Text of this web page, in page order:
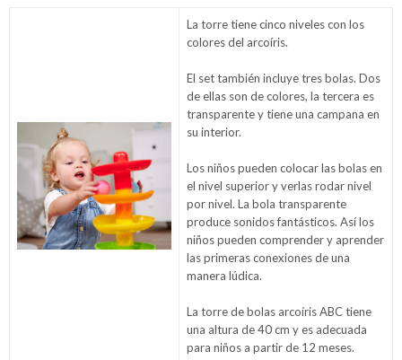
La torre tiene cinco niveles con los
colores del arcoíris.
El set también incluye tres bolas. Dos
de ellas son de colores, la tercera es
transparente y tiene una campana en
su interior.
Los niños pueden colocar las bolas en
el nivel superior y verlas rodar nivel
por nivel. La bola transparente
produce sonidos fantásticos. Así los
niños pueden comprender y aprender
las primeras conexiones de una
manera lúdica.
La torre de bolas arcoíris ABC tiene
una altura de 40 cm y es adecuada
para niños a partir de 12 meses.